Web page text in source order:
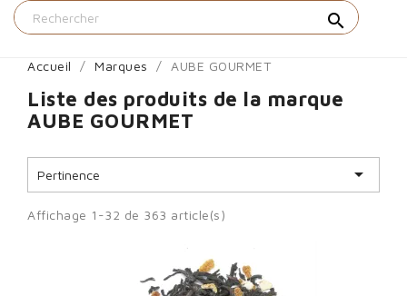
search
Accueil Marques AUBE GOURMET
Liste des produits de la marque
AUBE GOURMET
Pertinence 
Affichage 1-32 de 363 article(s)